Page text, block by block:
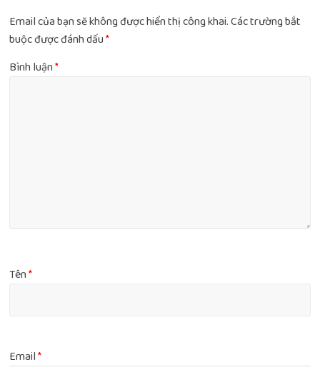
Email của bạn sẽ không được hiển thị công khai.Các trường bắt
buộc được đánh dấu*
Bình luận*
Tên*
Email*